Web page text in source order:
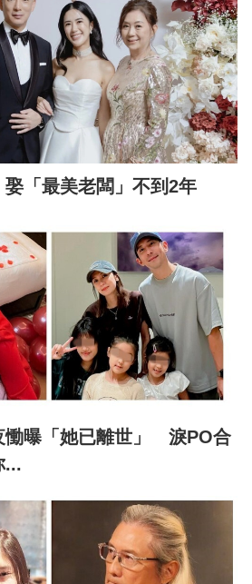
「最美老闆」不到2年
慟曝「她已離世」 淚PO合
...